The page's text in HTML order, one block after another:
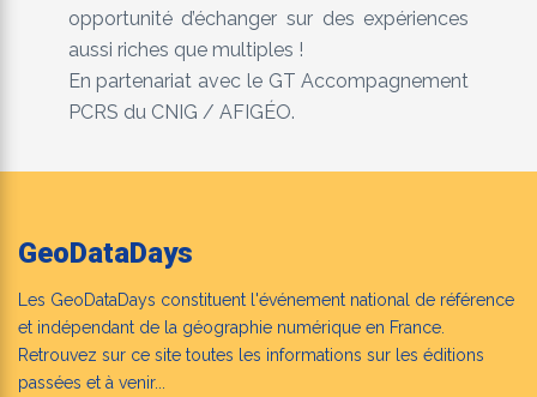
opportunité d’échanger sur des expériences
aussi riches que multiples !
En partenariat avec le GT Accompagnement
PCRS du CNIG / AFIGÉO.
GeoDataDays
Les GeoDataDays constituent l'événement national de référence
et indépendant de la géographie numérique en France.
Retrouvez sur ce site toutes les informations sur les éditions
passées et à venir...